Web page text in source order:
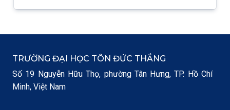
TRƯỜNG ĐẠI HỌC TÔN ĐỨC THẮNG
Số 19 Nguyễn Hữu Thọ, phường Tân Hưng, TP. Hồ Chí
Minh, Việt Nam